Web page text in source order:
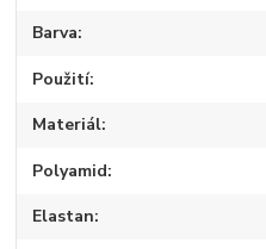
Barva
Použití
Materiál
Polyamid
Elastan